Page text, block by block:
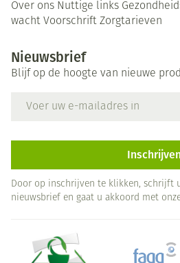
Over ons Nuttige links
wacht Voorschrift Zorgtarieven
Nieuwsbrief
Blijf op de hoogte van nieuwe
Door op inschrijven te klikken, schrijft
nieuwsbrief en gaat u akkoord met